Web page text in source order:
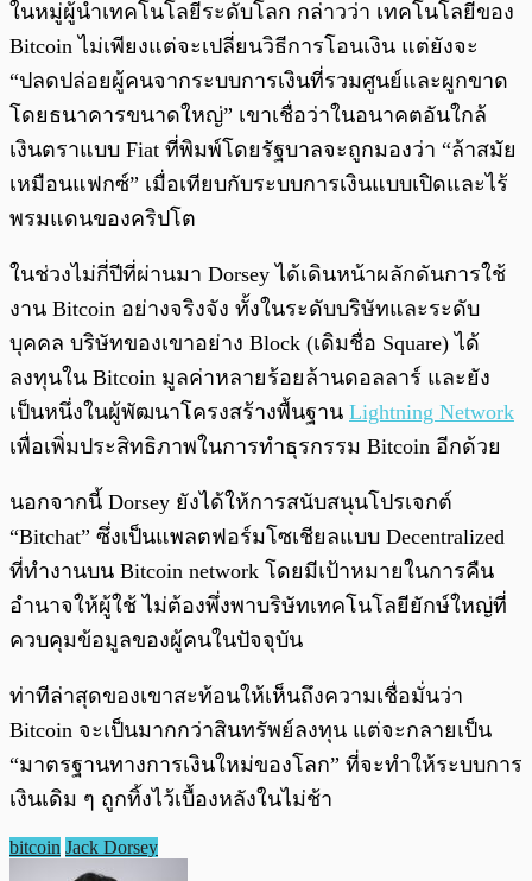
ในหมู่ผู้นำเทคโนโลยีระดับโลก กล่าวว่า เทคโนโลยีของ
Bitcoin ไม่เพียงแต่จะเปลี่ยนวิธีการโอนเงิน แต่ยังจะ
“ปลดปล่อยผู้คนจากระบบการเงินที่รวมศูนย์และผูกขาด
โดยธนาคารขนาดใหญ่” เขาเชื่อว่าในอนาคตอันใกล้
เงินตราแบบ Fiat ที่พิมพ์โดยรัฐบาลจะถูกมองว่า “ล้าสมัย
เหมือนแฟกซ์” เมื่อเทียบกับระบบการเงินแบบเปิดและไร้
พรมแดนของคริปโต
ในช่วงไม่กี่ปีที่ผ่านมา Dorsey ได้เดินหน้าผลักดันการใช้
งาน Bitcoin อย่างจริงจัง ทั้งในระดับบริษัทและระดับ
บุคคล บริษัทของเขาอย่าง Block (เดิมชื่อ Square) ได้
ลงทุนใน Bitcoin มูลค่าหลายร้อยล้านดอลลาร์ และยัง
เป็นหนึ่งในผู้พัฒนาโครงสร้างพื้นฐาน Lightning Network
เพื่อเพิ่มประสิทธิภาพในการทำธุรกรรม Bitcoin อีกด้วย
นอกจากนี้ Dorsey ยังได้ให้การสนับสนุนโปรเจกต์
“Bitchat” ซึ่งเป็นแพลตฟอร์มโซเชียลแบบ Decentralized
ที่ทำงานบน Bitcoin network โดยมีเป้าหมายในการคืน
อำนาจให้ผู้ใช้ ไม่ต้องพึ่งพาบริษัทเทคโนโลยียักษ์ใหญ่ที่
ควบคุมข้อมูลของผู้คนในปัจจุบัน
ท่าทีล่าสุดของเขาสะท้อนให้เห็นถึงความเชื่อมั่นว่า
Bitcoin จะเป็นมากกว่าสินทรัพย์ลงทุน แต่จะกลายเป็น
“มาตรฐานทางการเงินใหม่ของโลก” ที่จะทำให้ระบบการ
เงินเดิม ๆ ถูกทิ้งไว้เบื้องหลังในไม่ช้า
bitcoin Jack Dorsey